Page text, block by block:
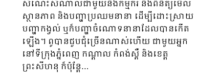
សំណេះសំណាលជាមួយនឹងកម្មករ និងពិនិត្យមើល
ស្ថាន​ភាព និងបញ្ហាប្រឈមនានា ដើម្បីដោះស្រាយ
បញ្ហាកង្វល់ ឬក៏បញ្ហាចំណោទនានាដែលបានកើត
ឡើង។ ពូបានជួបជុំច្រើនណាស់ហើយ ជាមួយអ្នក
នៅទីក្រុងភ្នំពេញ កណ្ដាល កំពង់ស្ពឺ​ និងខេត្ត
ព្រះសីហនុ ក៏ប៉ុន្តែ…